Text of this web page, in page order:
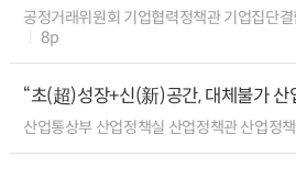
공정거래위원회 기업협력정책관 기업집단
8p
“초(超)성장+신(新)공간, 대체불가 산
산업통상부 산업정책실 산업정책관 산업정